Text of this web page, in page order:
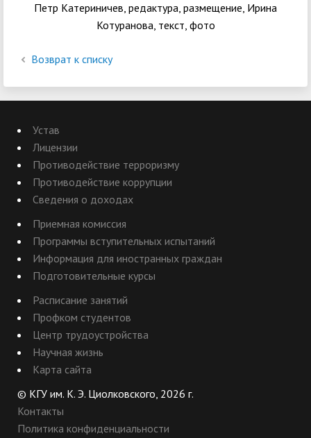
Петр Катериничев, редактура, размещение, Ирина
Котуранова, текст, фото
Возврат к списку
Устав
Лицензии
Противодействие терроризму
Противодействие коррупции
Сведения о доходах
Приемная комиссия
Программы вступительных испытаний
Информация для иностранных граждан
Подготовительные курсы
Расписание занятий
Профком студентов
Центр трудоустройства
Научная жизнь
Карта сайта
© КГУ им. К. Э. Циолковского, 2026 г.
Контакты
Политика конфиденциальности